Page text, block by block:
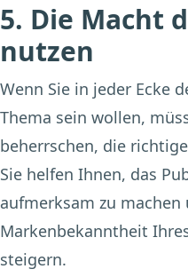
5. Die Macht
nutzen
Wenn Sie in jeder Ecke
Thema sein wollen,
beherrschen, die
Sie helfen Ihnen, das
aufmerksam zu machen
Markenbekanntheit
steigern.